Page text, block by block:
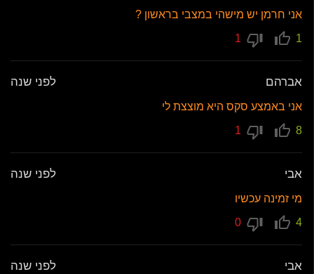
אני חרמן יש מישהי במצבי בראשון ?
1
אברהם לפני שנה
אני באמצע סקס היא מוצצת לי
8
אבי לפני שנה
מי זמינה עכשיו
4
אבי לפני שנה